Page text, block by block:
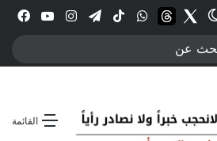
انستقرامتيلقرام‫TikTokواتسابthreadsTwitter
الوضع المظلم
القائمة